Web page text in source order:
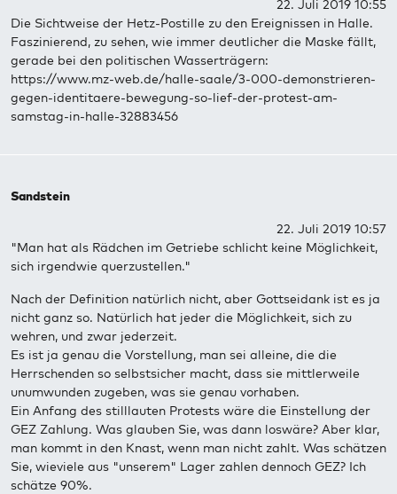
22. Juli 2019 10:55
Die Sichtweise der Hetz-Postille zu den Ereignissen in Halle.
Faszinierend, zu sehen, wie immer deutlicher die Maske fällt,
gerade bei den politischen Wasserträgern:
https://www.mz-web.de/halle-saale/3-000-demonstrieren-
gegen-identitaere-bewegung-so-lief-der-protest-am-
samstag-in-halle-32883456
Sandstein
22. Juli 2019 10:57
"Man hat als Rädchen im Getriebe schlicht keine Möglichkeit,
sich irgendwie querzustellen."
Nach der Definition natürlich nicht, aber Gottseidank ist es ja
nicht ganz so. Natürlich hat jeder die Möglichkeit, sich zu
wehren, und zwar jederzeit.
Es ist ja genau die Vorstellung, man sei alleine, die die
Herrschenden so selbstsicher macht, dass sie mittlerweile
unumwunden zugeben, was sie genau vorhaben.
Ein Anfang des stilllauten Protests wäre die Einstellung der
GEZ Zahlung. Was glauben Sie, was dann loswäre? Aber klar,
man kommt in den Knast, wenn man nicht zahlt. Was schätzen
Sie, wieviele aus "unserem" Lager zahlen dennoch GEZ? Ich
schätze 90%.